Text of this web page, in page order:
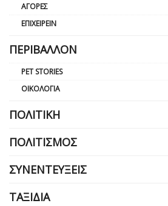
ΑΓΟΡΈΣ
ΕΠΙΧΕΙΡΕΊΝ
ΠΕΡΙΒΆΛΛΟΝ
PET STORIES
ΟΙΚΟΛΟΓΊΑ
ΠΟΛΙΤΙΚΉ
ΠΟΛΙΤΙΣΜΌΣ
ΣΥΝΕΝΤΕΎΞΕΙΣ
ΤΑΞΊΔΙΑ